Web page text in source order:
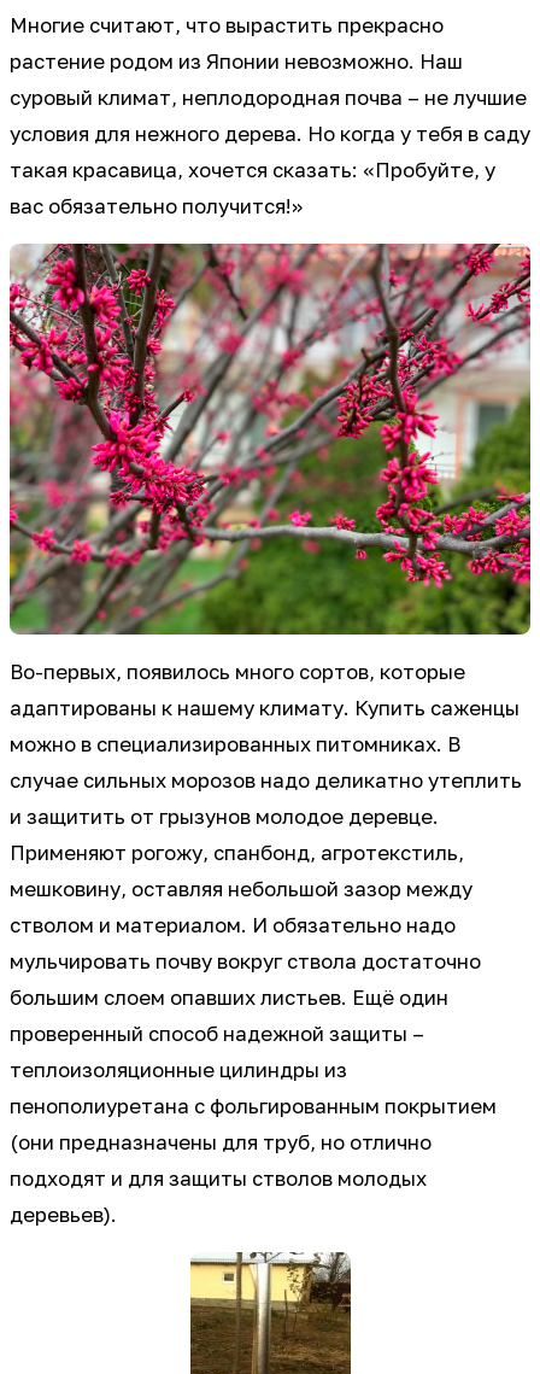
Многие считают, что вырастить прекрасно
растение родом из Японии невозможно. Наш
суровый климат, неплодородная почва – не лучшие
условия для нежного дерева. Но когда у тебя в саду
такая красавица, хочется сказать: «Пробуйте, у
вас обязательно получится!»
Во-первых, появилось много сортов, которые
адаптированы к нашему климату. Купить саженцы
можно в специализированных питомниках. В
случае сильных морозов надо деликатно утеплить
и защитить от грызунов молодое деревце.
Применяют рогожу, спанбонд, агротекстиль,
мешковину, оставляя небольшой зазор между
стволом и материалом. И обязательно надо
мульчировать почву вокруг ствола достаточно
большим слоем опавших листьев. Ещё один
проверенный способ надежной защиты –
теплоизоляционные цилиндры из
пенополиуретана с фольгированным покрытием
(они предназначены для труб, но отлично
подходят и для защиты стволов молодых
деревьев).